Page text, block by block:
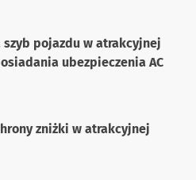
pojazdu w atrakcyjnej
ubezpieczenia AC
zniżki w atrakcyjnej